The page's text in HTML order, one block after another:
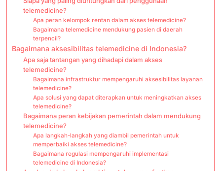
telemedicine?
Apa peran kelompok rentan dalam akses telemedicine?
Bagaimana telemedicine mendukung pasien di daerah
terpencil?
Bagaimana aksesibilitas telemedicine di Indonesia?
Apa saja tantangan yang dihadapi dalam akses
telemedicine?
Bagaimana infrastruktur mempengaruhi aksesibilitas layanan
telemedicine?
Apa solusi yang dapat diterapkan untuk meningkatkan akses
telemedicine?
Bagaimana peran kebijakan pemerintah dalam mendukung
telemedicine?
Apa langkah-langkah yang diambil pemerintah untuk
memperbaiki akses telemedicine?
Bagaimana regulasi mempengaruhi implementasi
telemedicine di Indonesia?